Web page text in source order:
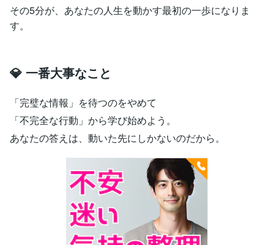
その5分が、あなたの人生を動かす最初の一歩になりま
す。
💎 一番大事なこと
「完璧な情報」を待つのをやめて
「不完全な行動」から学び始めよう。
あなたの答えは、動いた先にしかないのだから。